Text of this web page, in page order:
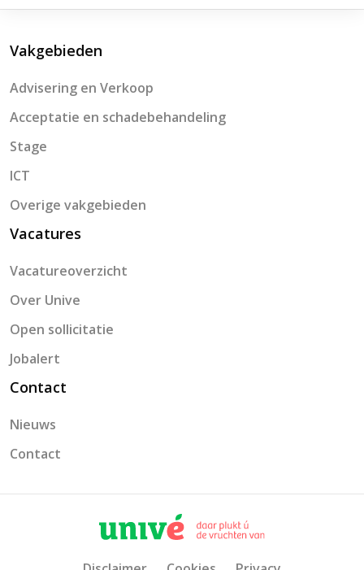
Vakgebieden
Advisering en Verkoop
Acceptatie en schadebehandeling
Stage
ICT
Overige vakgebieden
Vacatures
Vacatureoverzicht
Over Unive
Open sollicitatie
Jobalert
Contact
Nieuws
Contact